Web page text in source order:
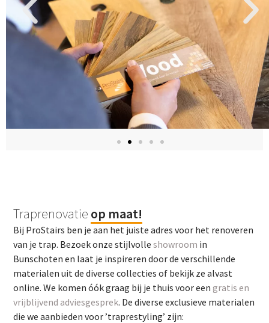
Traprenovatie op maat!
Bij ProStairs ben je aan het juiste adres voor het renoveren
van je trap. Bezoek onze stijlvolleshowroom in
Bunschoten en laat je inspireren door de verschillende
materialen uit de diverse collecties of bekijk ze alvast
online. We komen óók graag bij je thuis voor eengratis en
vrijblijvend adviesgesprek. De diverse exclusieve materialen
die we aanbieden voor ’traprestyling’ zijn: